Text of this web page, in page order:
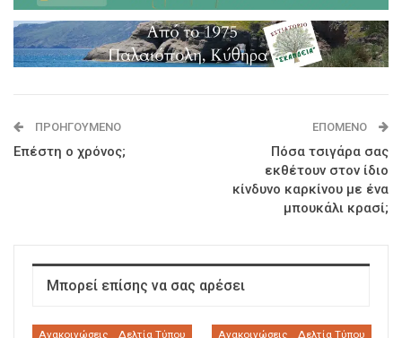
ΠΡΟΗΓΟΎΜΕΝΟ
Επέστη ο χρόνος;
ΕΠΌΜΕΝΟ
Πόσα τσιγάρα σας
εκθέτουν στον ίδιο
κίνδυνο καρκίνου με ένα
μπουκάλι κρασί;
Μπορεί επίσης να σας αρέσει
Ανακοινώσεις _ Δελτία Τύπου Ανακοινώσεις _ Δελτία Τύπου